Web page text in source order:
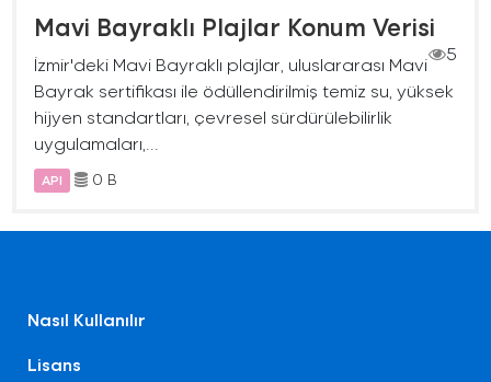
Mavi Bayraklı Plajlar Konum Verisi
5
İzmir'deki Mavi Bayraklı plajlar, uluslararası Mavi
Bayrak sertifikası ile ödüllendirilmiş temiz su, yüksek
hijyen standartları, çevresel sürdürülebilirlik
uygulamaları,...
API 0 B
Nasıl Kullanılır
Lisans